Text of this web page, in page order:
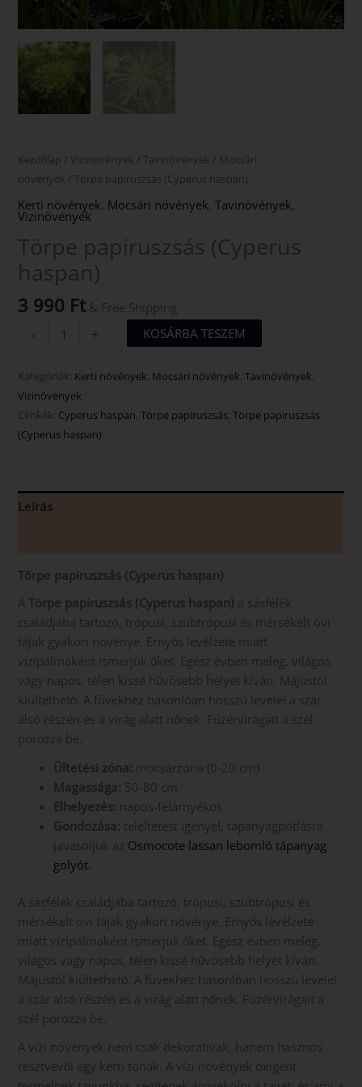
Kezdőlap / Vizinövények / Tavinövények / Mocsári
növények / Törpe papiruszsás (Cyperus haspan)
Kerti növények Mocsári növények ,Tavinövények
Vizinövények
Törpe papiruszsás (Cyperus
haspan)
3 990 Ft & Free Shipping
-
+ KOSÁRBA TESZEM
Kategóriák: Kerti növények, Mocsári növények,Tavinövények,
Vizinövények
Címkék: Cyperus haspan,Törpe papiruszsás,Törpe papiruszsás
(Cyperus haspan)
Leírás
Törpe papiruszsás (Cyperus haspan)
A Törpe papiruszsás (Cyperus haspan) a sásfélék
családjába tartozó, trópusi, szubtrópusi és mérsékelt övi
tájak gyakori növénye. Ernyős levélzete miatt
vízipálmaként ismerjük őket. Egész évben meleg, világos
vagy napos, télen kissé hűvösebb helyet kíván. Májustól
kiültethető. A füvekhez hasonlóan hosszú levelei a szár
alsó részén és a virág alatt nőnek. Füzérvirágait a szél
porozza be.
Ültetési zóna: mocsárzóna (0-20 cm)
Magassága: 50-80 cm
Elhelyezés: napos-félárnyékos
Gondozása: teleltetést igényel, tápanyagpótlásra
javasoljuk az Osmocote lassan lebomló tápanyag
golyót.
A sásfélék családjába tartozó, trópusi, szubtrópusi és
mérsékelt övi tájak gyakori növénye. Ernyős levélzete
miatt vízipálmaként ismerjük őket. Egész évben meleg,
világos vagy napos, télen kissé hűvösebb helyet kíván.
Májustól kiültethető. A füvekhez hasonlóan hosszú levelei
a szár alsó részén és a virág alatt nőnek. Füzérvirágait a
szél porozza be.
A vízi növények nem csak dekoratívak, hanem hasznos
résztvevői egy kerti tónak. A vízi növények oxigént